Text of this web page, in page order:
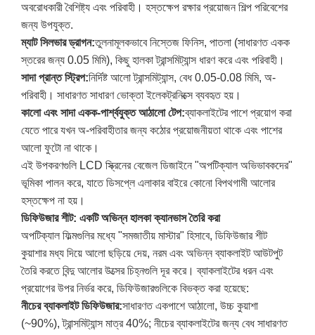
অবরোধকারী বৈশিষ্ট্য এবং পরিবাহী। হস্তক্ষেপ রক্ষার প্রয়োজন শিল্প পরিবেশের
জন্য উপযুক্ত.
ম্যাট সিলভার ড্রাগন:তুলনামূলকভাবে নিস্তেজ ফিনিস, পাতলা (সাধারণত একক
স্তরের জন্য 0.05 মিমি), কিছু হালকা ট্রান্সমিট্যান্স ধারণ করে এবং পরিবাহী।
সাদা প্রান্ত স্ট্রিপ:নির্দিষ্ট আলো ট্রান্সমিট্যান্স, বেধ 0.05-0.08 মিমি, অ-
পরিবাহী। সাধারণত সাধারণ ভোক্তা ইলেকট্রনিক্সে ব্যবহৃত হয়।
কালো এবং সাদা একক-পার্শ্বযুক্ত আঠালো টেপ:ব্যাকলাইটের পাশে প্রয়োগ করা
যেতে পারে যখন অ-পরিবাহীতার জন্য কঠোর প্রয়োজনীয়তা থাকে এবং পাশের
আলো ফুটো না থাকে।
এই উপকরণগুলি LCD স্ক্রিনের বেজেল ডিজাইনে "অপটিক্যাল অভিভাবকদের"
ভূমিকা পালন করে, যাতে ডিসপ্লে এলাকার বাইরে কোনো বিপথগামী আলোর
হস্তক্ষেপ না হয়।
ডিফিউজার শীট: একটি অভিন্ন হালকা ক্যানভাস তৈরি করা
অপটিক্যাল ফিল্মগুলির মধ্যে "সমজাতীয় মাস্টার" হিসাবে, ডিফিউজার শীট
কুয়াশার মধ্য দিয়ে আলো ছড়িয়ে দেয়, নরম এবং অভিন্ন ব্যাকলাইট আউটপুট
তৈরি করতে বিন্দু আলোর উত্সের চিহ্নগুলি দূর করে। ব্যাকলাইটের ধরন এবং
প্রয়োগের উপর নির্ভর করে, ডিফিউজারগুলিকে বিভক্ত করা হয়েছে:
নীচের ব্যাকলাইট ডিফিউজার:সাধারণত একপাশে আঠালো, উচ্চ কুয়াশা
(~90%), ট্রান্সমিট্যান্স মাত্র 40%; নীচের ব্যাকলাইটের জন্য বেধ সাধারণত